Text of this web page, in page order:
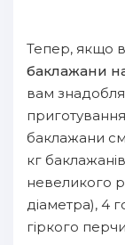
Тепер, якщо
баклажани
вам
баклажани
кг
невеликого
діаметра), 4
гіркого